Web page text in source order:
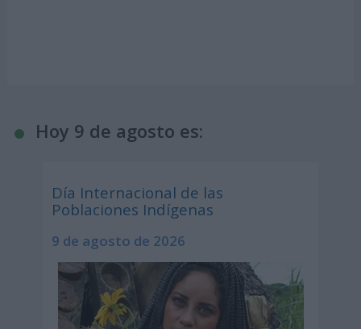
Hoy 9 de agosto es:
Día Internacional de las
Poblaciones Indígenas
9 de agosto de 2026